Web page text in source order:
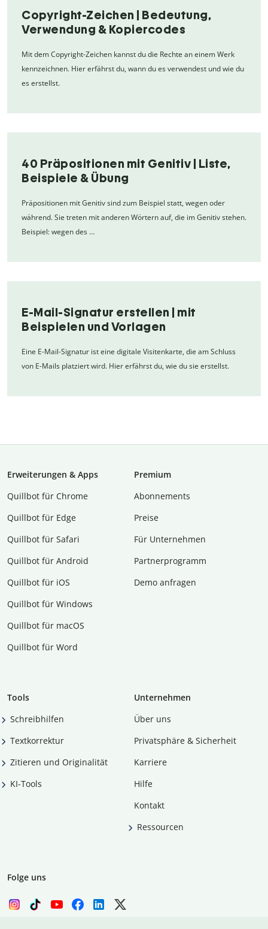
Copyright-Zeichen | Bedeutung,
Verwendung & Kopiercodes
Mit dem Copyright-Zeichen kannst du die Rechte an einem Werk
kennzeichnen. Hier erfährst du, wann du es verwendest und wie du
es erstellst.
40 Präpositionen mit Genitiv | Liste,
Beispiele & Übung
Präpositionen mit Genitiv sind zum Beispiel statt, wegen oder
während. Sie treten mit anderen Wörtern auf, die im Genitiv stehen.
Beispiel: wegen des …
E-Mail-Signatur erstellen | mit
Beispielen und Vorlagen
Eine E-Mail-Signatur ist eine digitale Visitenkarte, die am Schluss
von E-Mails platziert wird. Hier erfährst du, wie du sie erstellst.
Erweiterungen & Apps
Quillbot für Chrome
Quillbot für Edge
Quillbot für Safari
Quillbot für Android
Quillbot für iOS
Quillbot für Windows
Quillbot für macOS
Quillbot für Word
Premium
Abon­ne­ments
Preise
Für Unternehmen
Partnerprogramm
Demo anfragen
Tools
Schreibhilfen
Textkorrektur
Zitieren und Originalität
KI-Tools
Unternehmen
Über uns
Privatsphäre & Sicherheit
Karriere
Hilfe
Kontakt
Ressourcen
Folge uns